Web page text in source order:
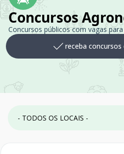
Concursos
Concursos públicos com vagas
receba